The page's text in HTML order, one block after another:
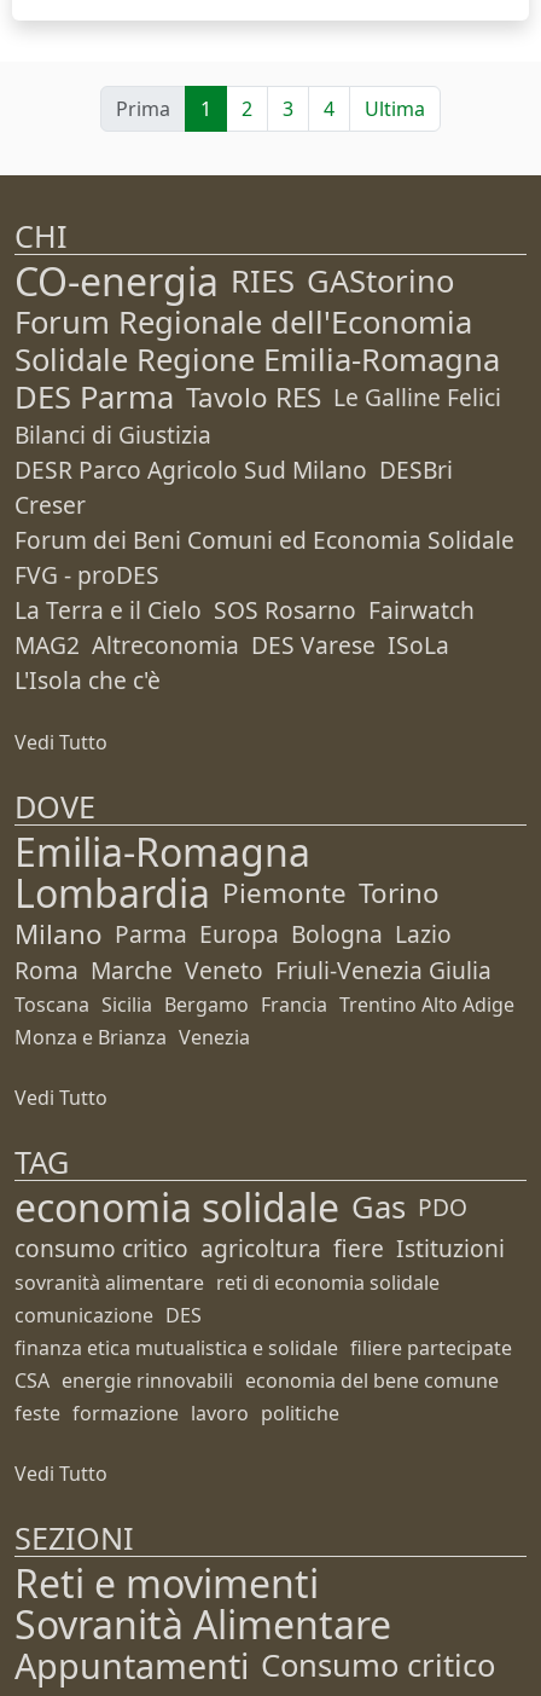
Prima 1 2 3 4 Ultima
CHI
CO-energia RIES GAStorino
Forum Regionale dell'Economia
Solidale Regione Emilia-Romagna
DES Parma Tavolo RES Le Galline Felici
Bilanci di Giustizia
DESR Parco Agricolo Sud Milano DESBri
Creser
Forum dei Beni Comuni ed Economia Solidale
FVG - proDES
La Terra e il Cielo SOS Rosarno Fairwatch
MAG2 Altreconomia DES Varese ISoLa
L'Isola che c'è
Vedi Tutto
DOVE
Emilia-Romagna
Lombardia Piemonte Torino
Milano Parma Europa Bologna Lazio
Roma Marche Veneto Friuli-Venezia Giulia
Toscana Sicilia Bergamo Francia Trentino Alto Adige
Monza e Brianza Venezia
Vedi Tutto
TAG
economia solidale Gas PDO
consumo critico agricoltura fiere Istituzioni
sovranità alimentare reti di economia solidale
comunicazione DES
finanza etica mutualistica e solidale filiere partecipate
CSA energie rinnovabili economia del bene comune
feste formazione lavoro politiche
Vedi Tutto
SEZIONI
Reti e movimenti
Sovranità Alimentare
Appuntamenti Consumo critico